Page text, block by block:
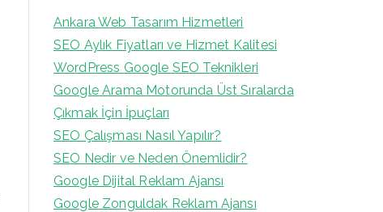
Ankara Web Tasarım Hizmetleri
SEO Aylık Fiyatları ve Hizmet Kalitesi
WordPress Google SEO Teknikleri
Google Arama Motorunda Üst Sıralarda
Çıkmak İçin İpuçları
SEO Çalışması Nasıl Yapılır?
SEO Nedir ve Neden Önemlidir?
Google Dijital Reklam Ajansı
Google Zonguldak Reklam Ajansı